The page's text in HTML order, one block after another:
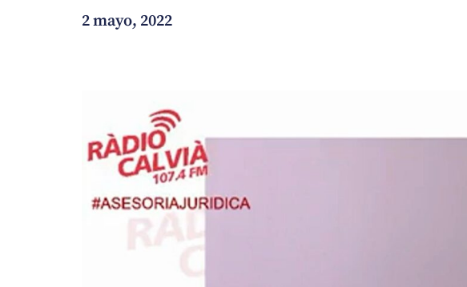
¿En qué podemos ayudarte?
2 mayo, 2022